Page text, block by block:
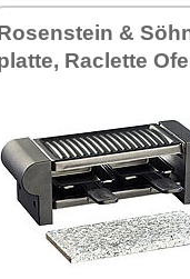
&
Ra­clette